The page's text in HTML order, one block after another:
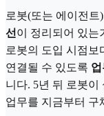
로봇(또는 에이전
선 이 정리되어 있는
로봇의 도입 시점보
연결될 수 있도록
니다. 5년 뒤 로봇이
업무를 지금부터 구